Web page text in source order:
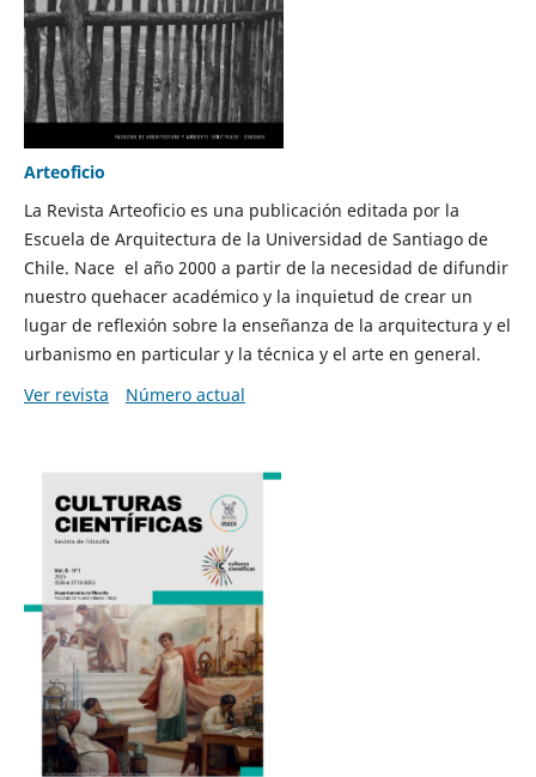
Arteoficio
La Revista Arteoficio es una publicación editada por la
Escuela de Arquitectura de la Universidad de Santiago de
Chile. Nace el año 2000 a partir de la necesidad de difundir
nuestro quehacer académico y la inquietud de crear un
lugar de reflexión sobre la enseñanza de la arquitectura y el
urbanismo en particular y la técnica y el arte en general.
Ver revista
Número actual